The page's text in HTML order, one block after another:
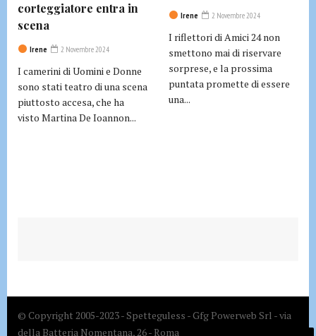
corteggiatore entra in
scena
Irene 2 Novembre 2024
I camerini di Uomini e Donne
sono stati teatro di una scena
piuttosto accesa, che ha
visto Martina De Ioannon...
Irene 2 Novembre 2024
I riflettori di Amici 24 non
smettono mai di riservare
sorprese, e la prossima
puntata promette di essere
una...
© Copyright 2005-2023 - Spetteguless - Gfg Powerweb Srl - via
della Batteria Nomentana, 26 - Roma